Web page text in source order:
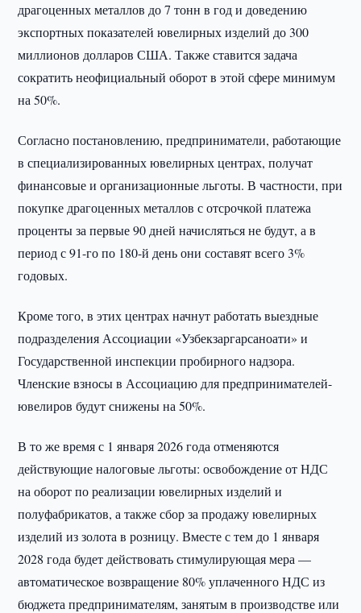
драгоценных металлов до 7 тонн в год и доведению
экспортных показателей ювелирных изделий до 300
миллионов долларов США. Также ставится задача
сократить неофициальный оборот в этой сфере минимум
на 50%.
Согласно постановлению, предприниматели, работающие
в специализированных ювелирных центрах, получат
финансовые и организационные льготы. В частности, при
покупке драгоценных металлов с отсрочкой платежа
проценты за первые 90 дней начисляться не будут, а в
период с 91-го по 180-й день они составят всего 3%
годовых.
Кроме того, в этих центрах начнут работать выездные
подразделения Ассоциации «Узбекзаргарсаноати» и
Государственной инспекции пробирного надзора.
Членские взносы в Ассоциацию для предпринимателей-
ювелиров будут снижены на 50%.
В то же время с 1 января 2026 года отменяются
действующие налоговые льготы: освобождение от НДС
на оборот по реализации ювелирных изделий и
полуфабрикатов, а также сбор за продажу ювелирных
изделий из золота в розницу. Вместе с тем до 1 января
2028 года будет действовать стимулирующая мера —
автоматическое возвращение 80% уплаченного НДС из
бюджета предпринимателям, занятым в производстве или